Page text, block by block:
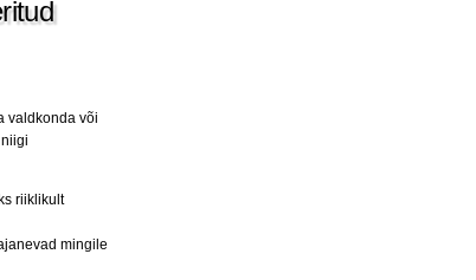
valdkonda või
riiklikult
mingile